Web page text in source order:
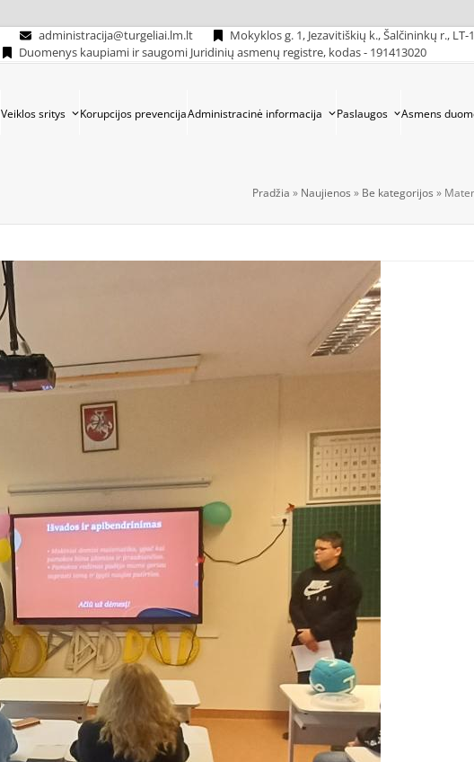
administracija@turgeliai.lm.lt
Mokyklos g. 1, Jezavitiškių k., Šalčininkų r., LT-
Duomenys kaupiami ir saugomi Juridinių asmenų registre, kodas - 191413020
Veiklos sritys Korupcijos prevencijaAdministracinė informacija Paslaugos Asmens
Pradžia » Naujienos » Be kategorijos »